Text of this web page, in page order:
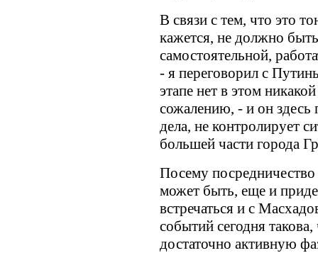
В связи с тем, что это
кажется, не должно
самостоятельной,
- я переговорил с
этапе нет в этом
сожалению, - и он здесь
дела, не контролирует
большей части города
Посему
может быть, еще и
встречаться и с
событий сегодня
достаточно активную